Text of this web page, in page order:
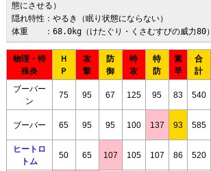
態にさせる）
隠れ特性：やるき（眠り状態にならない）
体重　　：68.0kg（けたぐり・くさむすびの威力80）
物理・特
殊炎
Ｈ
Ｐ
攻
撃
防
御
特
攻
特
防
素
早
合
計
ブーバー
ン
75 95 67 125 95 83 540
ブーバー 65 95 95 100 137 93 585
ヒートロ
トム
50 65 107 105 107 86 520